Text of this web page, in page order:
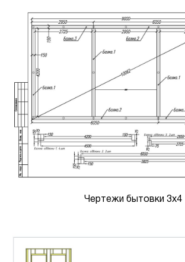
Чертежи бытовки 3х4